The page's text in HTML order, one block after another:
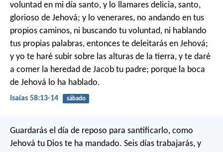
voluntad en mi día santo, y lo llamares delicia, santo,
glorioso de Jehová; y lo venerares, no andando en tus
propios caminos, ni buscando tu voluntad, ni hablando
tus propias palabras, entonces te deleitarás en Jehová;
y yo te haré subir sobre las alturas de la tierra, y te daré
a comer la heredad de Jacob tu padre; porque la boca
de Jehová lo ha hablado.
Isaías 58:13-14 sábado
Guardarás el día de reposo para santificarlo, como
Jehová tu Dios te ha mandado. Seis días trabajarás, y